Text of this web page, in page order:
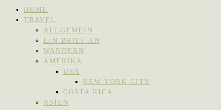
HOME
TRAVEL
ALLGEMEIN
EIN BRIEF AN
WANDERN
AMERIKA
USA
NEW YORK CITY
COSTA RICA
ASIEN